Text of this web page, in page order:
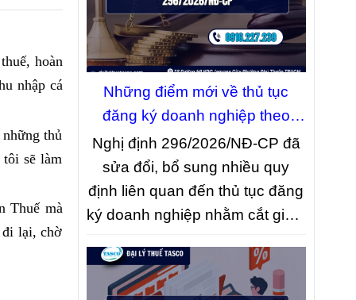
hoàn
nhập cá
thủ
sẽ làm
Thuế mà
đi lại, chờ
đến việc giải thể, khôi phục
hoạt động kinh doanh. Việc
hiểu đúng ý nghĩa của từng
trạng thái sẽ giúp người nộp
thuế lựa chọn hướng xử lý phù
hợp và hạn chế các rủi ro pháp
lý.
Những điểm mới về thủ tục
đăng ký doanh nghiệp theo
Nghị định 296/2026/NĐ-CP
Nghị định 296/2026/NĐ-CP đã
sửa đổi, bổ sung nhiều quy
định liên quan đến thủ tục đăng
ký doanh nghiệp nhằm cắt giảm
số và đơn giản hóa quy trình xử
lý hồ sơ. Dưới đây là những